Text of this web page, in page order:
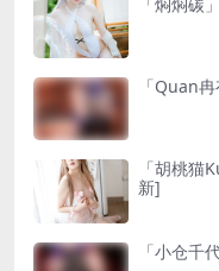
「Quan
「胡桃猫
新]
「小仓千